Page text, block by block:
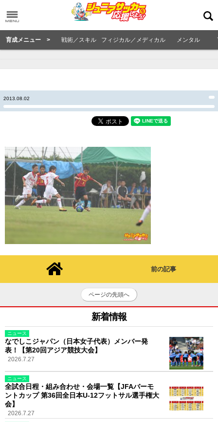
育成メニュー > 戦術／スキル フィジカル／メディカル メンタル
2013.08.02
前の記事
ページの先頭へ
新着情報
ニュース
なでしこジャパン（日本女子代表）メンバー発
表！【第20回アジア競技大会】
2026.7.27
ニュース
全試合日程・組み合わせ・会場一覧【JFAバーモ
ントカップ 第36回全日本U-12フットサル選手権大
会】
2026.7.27